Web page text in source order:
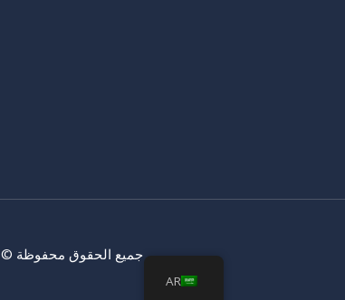
جميع الحقوق محفوظة © 2026 لشركة Cell Instruments المحدودة.
AR